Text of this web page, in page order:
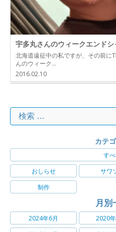
宇多丸さんのウィークエンド
北海道遠征中の私ですが、その前に
んのウィーク…
2016.02.10
カテ
す
おしらせ
サワ
制作
月別
2024年6月 2020